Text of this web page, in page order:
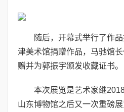
随后，开幕式举行了作
津美术馆捐赠作品，马驰馆
赠并为郭振宇颁发收藏证书。
本次展览是艺术家继
山东博物馆之后又一次重磅